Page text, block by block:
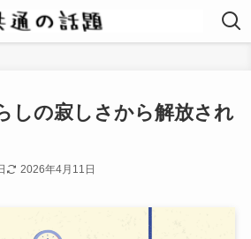
しの寂しさから解放され
2026年4月11日